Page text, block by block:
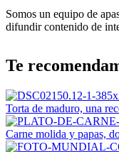
Somos un equipo de
difundir contenido de
Te
Torta de maduro, una
Carne molida y papas,